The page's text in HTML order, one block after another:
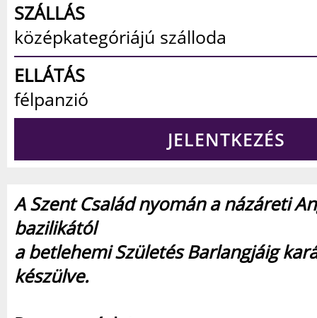
SZÁLLÁS
középkategóriájú szálloda
ELLÁTÁS
félpanzió
JELENTKEZÉS
A Szent Család nyomán a názáreti
bazilikától
a betlehemi Születés Barlangjáig
készülve.